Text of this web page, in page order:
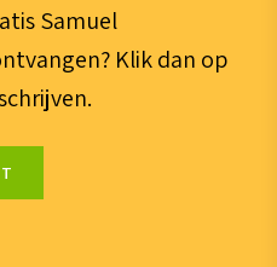
Samuel
Klik dan op